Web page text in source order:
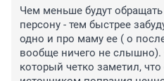
Чем меньше будут
персону - тем быстрее
одно и про маму ее ( о
вообще ничего не слышно).
который четко заметил,